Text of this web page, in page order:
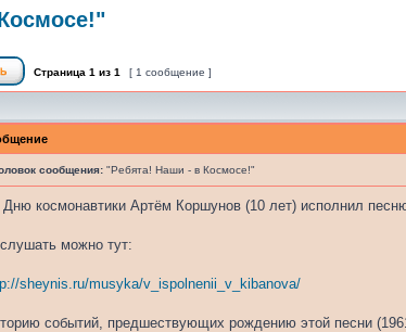
Страница 1 из 1 [ 1 сообщение ]
сообщения: "Ребята! Наши - в Космосе!"
Дню космонавтики Артём Коршунов (10 лет) исполнил
можно тут:
sheynis.ru/musyka/v_ispolnenii_v_kibanova/
событий, предшествующих рождению этой песни